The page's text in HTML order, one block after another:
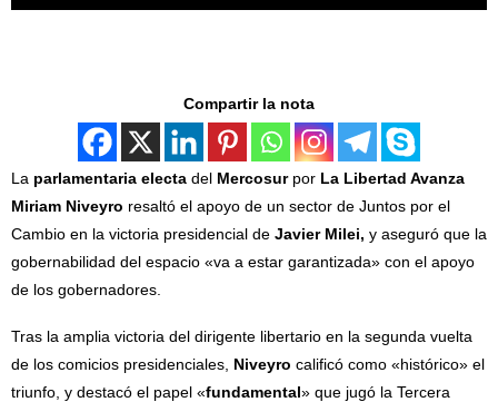
Compartir la nota
La parlamentaria electa del Mercosurpor La Libertad Avanza
Miriam Niveyro resaltó el apoyo de un sector de Juntos por el
Cambio en la victoria presidencial de Javier Milei, y aseguró que la
gobernabilidad del espacio «va a estar garantizada» con el apoyo
de los gobernadores.
Tras la amplia victoria del dirigente libertario en la segunda vuelta
de los comicios presidenciales, Niveyro calificó como «histórico» el
triunfo, y destacó el papel «fundamental» que jugó la Tercera